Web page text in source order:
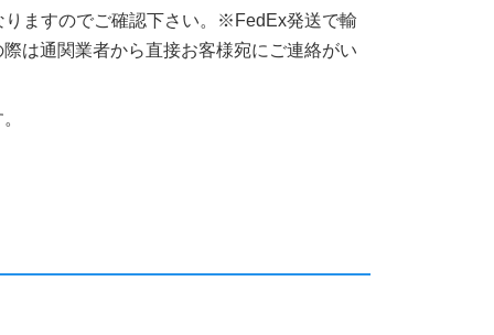
ますのでご確認下さい。※FedEx発送で輸
は通関業者から直接お客様宛にご連絡がい